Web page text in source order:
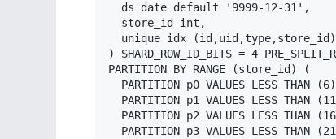
ds date default '9999-12-31',
store_id int,
unique idx (id,uid,type,store_id)
) SHARD_ROW_ID_BITS = 4
PARTITION BY RANGE (store_id) (
PARTITION p0 VALUES LESS THAN
PARTITION p1 VALUES LESS THAN
PARTITION p2 VALUES LESS THAN
PARTITION p3 VALUES LESS THAN